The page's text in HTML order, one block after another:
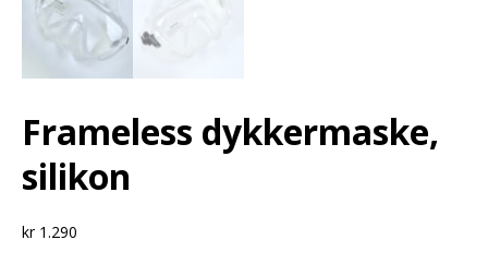
Frameless dykkermaske,
silikon
kr1.290